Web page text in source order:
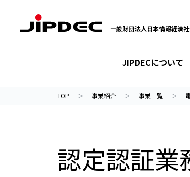
一般財団法人日本情報経済
JIPDECについて
TOP 事業紹介 事業一覧
認定認証業